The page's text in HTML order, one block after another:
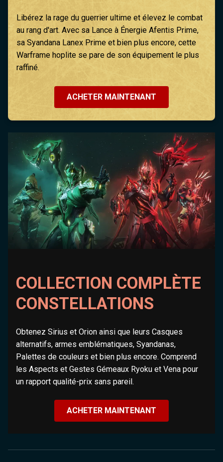
Libérez la rage du guerrier ultime et élevez le combat
au rang d'art. Avec sa Lance à Énergie Afentis Prime,
sa Syandana Lanex Prime et bien plus encore, cette
Warframe hoplite se pare de son équipement le plus
raffiné.
ACHETER MAINTENANT
COLLECTION COMPLÈTE
CONSTELLATIONS
Obtenez Sirius et Orion ainsi que leurs Casques
alternatifs, armes emblématiques, Syandanas,
Palettes de couleurs et bien plus encore. Comprend
les Aspects et Gestes Gémeaux Ryoku et Vena pour
un rapport qualité-prix sans pareil.
ACHETER MAINTENANT